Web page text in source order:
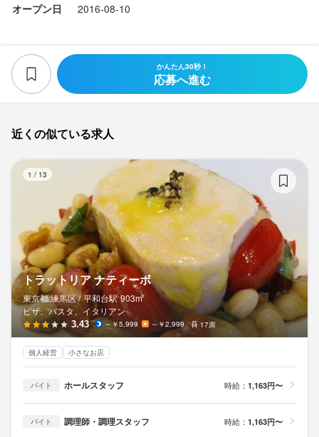
オープン日 2016-08-10
かんたん30秒！
応募へ進む
近くの似ている求人
1 / 13
トラットリア ナティーボ
東京都 練馬区 / 平和台駅 903m
ピザ、パスタ、イタリアン
3.43 ～￥5,999 ～￥2,999 17席
個人経営 小さなお店
バイト ホールスタッフ 時給： 1,163円〜
バイト 調理師・調理スタッフ 時給： 1,163円〜